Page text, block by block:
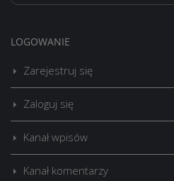
LOGOWANIE
Zarejestruj się
Zaloguj się
Kanał wpisów
Kanał komentarzy